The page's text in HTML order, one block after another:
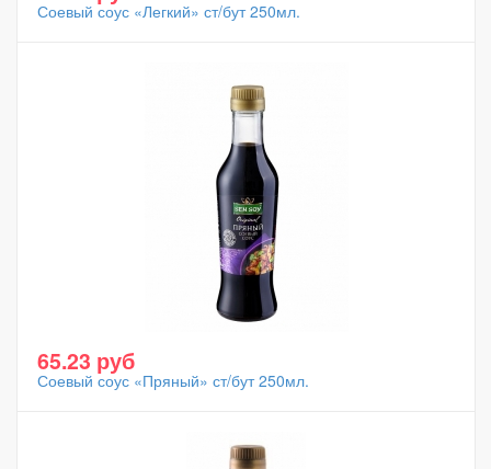
Соевый соус «Легкий» ст/бут 250мл.
65.23 руб
Соевый соус «Пряный» ст/бут 250мл.